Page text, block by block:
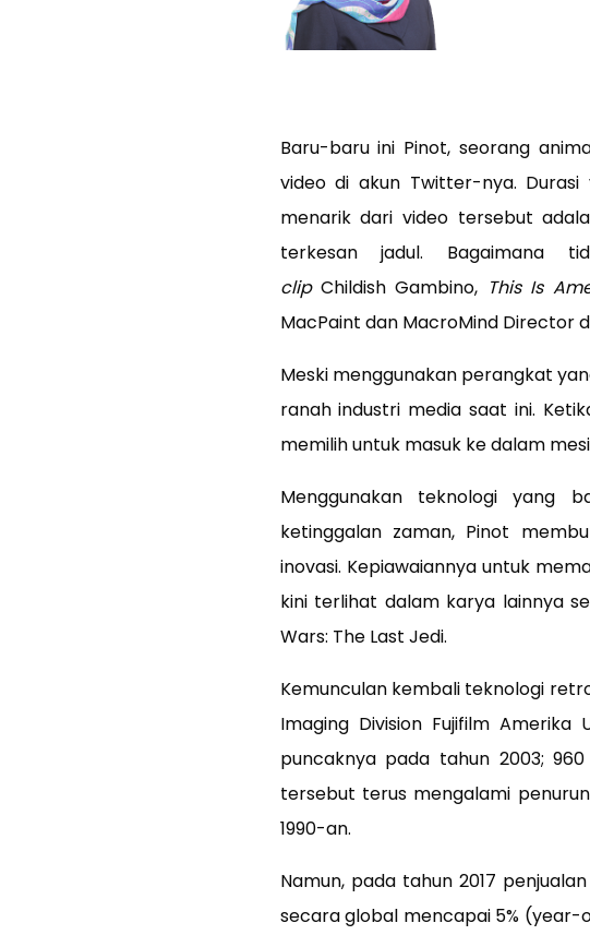
Baru-baru ini Pinot, seorang
video di akun Twitter-nya.
menarik dari video tersebut
terkesan jadul. Bagaimana
clip Childish Gambino, This Is
MacPaint dan MacroMind Director
Meski menggunakan perangkat
ranah industri media saat ini.
memilih untuk masuk ke dalam
Menggunakan teknologi yang
ketinggalan zaman, Pinot
inovasi. Kepiawaiannya untuk
kini terlihat dalam karya lainnya
Wars: The Last Jedi.
Kemunculan kembali teknologi
Imaging Division Fujifilm
puncaknya pada tahun 2003;
tersebut terus mengalami
1990-an.
Namun, pada tahun 2017
secara global mencapai 5%